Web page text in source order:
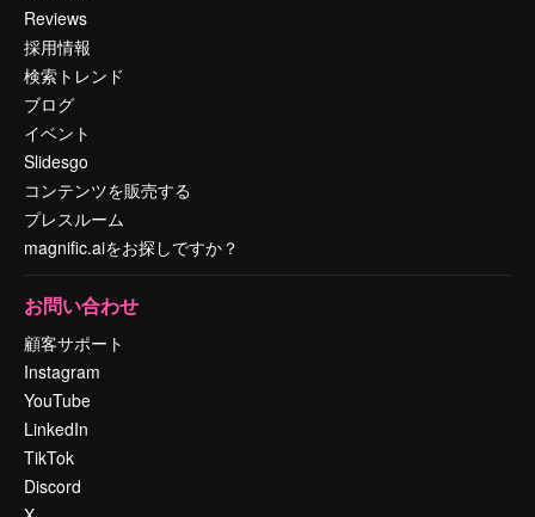
Reviews
採用情報
検索トレンド
ブログ
イベント
Slidesgo
コンテンツを販売する
プレスルーム
magnific.aiをお探しですか？
お問い合わせ
顧客サポート
Instagram
YouTube
LinkedIn
TikTok
Discord